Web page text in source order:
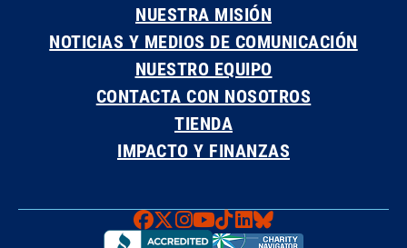
NUESTRA MISIÓN
NOTICIAS Y MEDIOS DE COMUNICACIÓN
NUESTRO EQUIPO
CONTACTA CON NOSOTROS
TIENDA
IMPACTO Y FINANZAS
Faceboook
X Instagram
YouTube
TikTok
LinkedIn
Bluesky